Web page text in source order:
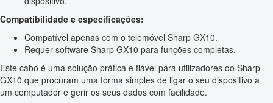
Compatibilidade e especificações:
Compatível apenas com o telemóvel Sharp GX10.
Requer software Sharp GX10 para funções completas.
Este cabo é uma solução prática e fiável para utilizadores do Sharp
GX10 que procuram uma forma simples de ligar o seu dispositivo a
um computador e gerir os seus dados com facilidade.